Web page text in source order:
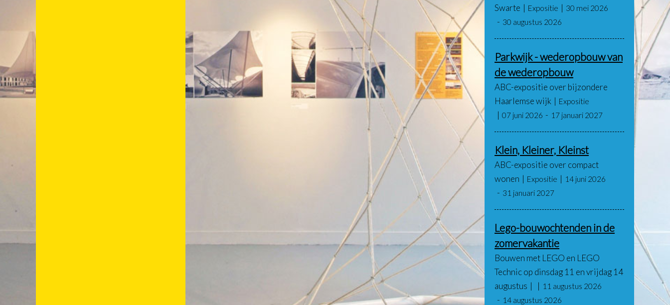
Swarte
Expositie
30 mei 2026
30 augustus 2026
Parkwijk - wederopbouw van
de wederopbouw
ABC-expositie over bijzondere
Haarlemse wijk
Expositie
07 juni 2026
17 januari 2027
Klein, Kleiner, Kleinst
ABC-expositie over compact
wonen
Expositie
14 juni 2026
31 januari 2027
Lego-bouwochtenden in de
zomervakantie
Bouwen met LEGO en LEGO
Technic op dinsdag 11 en vrijdag 14
augustus
11 augustus 2026
14 augustus 2026